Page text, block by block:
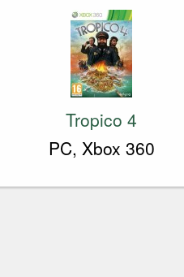
Tropico 4
PC, Xbox 360